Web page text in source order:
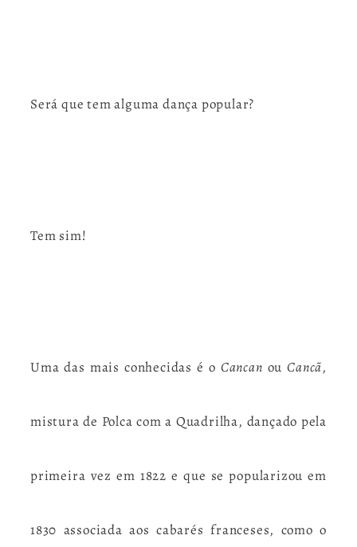
Será que tem alguma dança popular?
Tem sim!
Uma das mais conhecidas é o Cancan ouCancã,
mistura de Polca com a Quadrilha, dançado pela
primeira vez em 1822 e que se popularizou em
1830 associada aos cabarés franceses, como o